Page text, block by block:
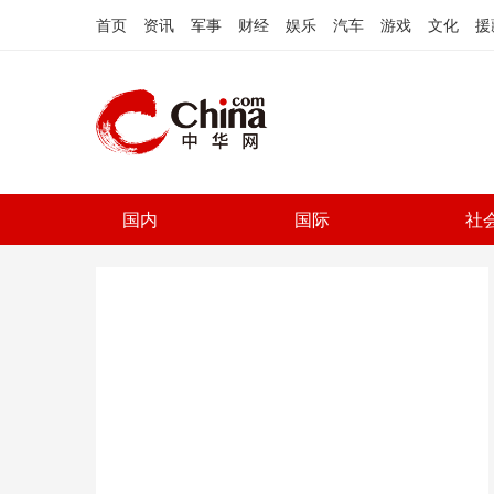
首页 资讯 军事 财经 娱乐 汽车 游戏 文化
国内 国际 社